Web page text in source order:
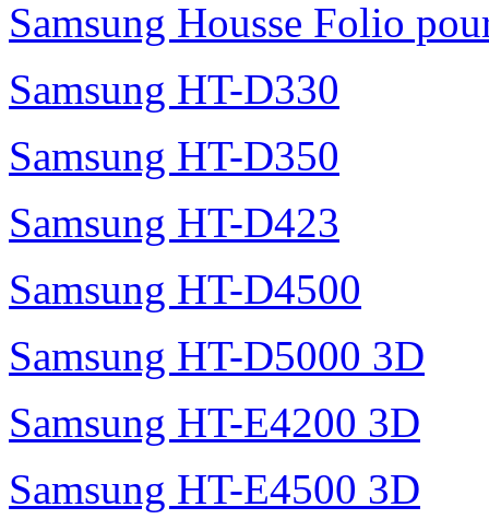
Samsung Housse Folio
Samsung HT-D330
Samsung HT-D350
Samsung HT-D423
Samsung HT-D4500
Samsung HT-D5000 3D
Samsung HT-E4200 3D
Samsung HT-E4500 3D